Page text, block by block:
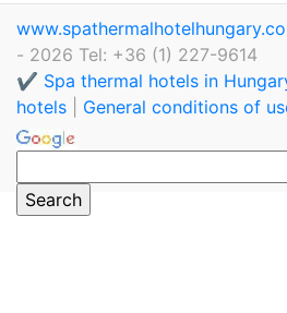
- 2026 Tel: +36 (1) 227-9614
✔️ Spa thermal hotels in
hotels
General conditions of